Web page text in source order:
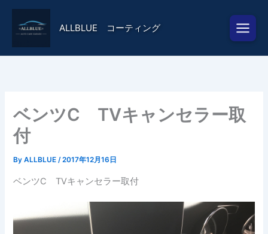
ALLBLUE コーティング
ベンツC TVキャンセラー取
付
ByALLBLUE/2017年12月16日
ベンツC TVキャンセラー取付